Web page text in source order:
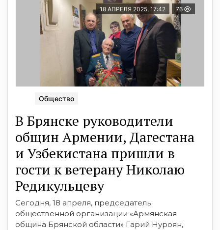
18 АПРЕЛЯ 2025, 17:42 76
Общество
В Брянске руководители
общин Армении, Дагестана
и Узбекистана пришли в
гости к ветерану Николаю
Редикульцеву
Сегодня, 18 апреля, председатель
общественной организации «Армянская
община Брянской области» Гарий Нуроян,